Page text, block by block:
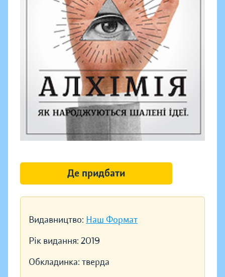
Видавництво: Наш Формат
Рік видання: 2019
Обкладинка: тверда
Де придбати